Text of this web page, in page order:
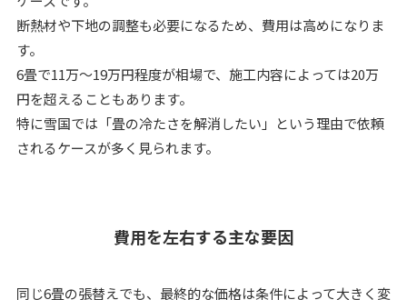
断熱材や下地の調整も必要になるため、費用は高めになりま
す。
6畳で11万〜19万円程度が相場で、施工内容によっては20万
円を超えることもあります。
特に雪国では「畳の冷たさを解消したい」という理由で依頼
されるケースが多く見られます。
費用を左右する主な要因
同じ6畳の張替えでも、最終的な価格は条件によって大きく変